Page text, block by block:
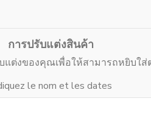
การปรับแต่งสินค้า
ต่งของคุณเพื่อให้สามารถหยิบใส่
le nom et les dates